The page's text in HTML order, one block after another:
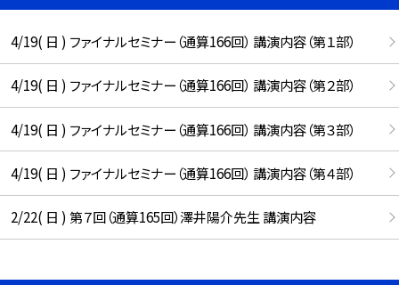
4/19( 日 ) ファイナルセミナー（通算166回） 講演内容（第１部）
4/19( 日 ) ファイナルセミナー（通算166回） 講演内容（第２部）
4/19( 日 ) ファイナルセミナー（通算166回） 講演内容（第３部）
4/19( 日 ) ファイナルセミナー（通算166回） 講演内容（第４部）
2/22( 日 ) 第７回（通算165回）澤井陽介先生 講演内容